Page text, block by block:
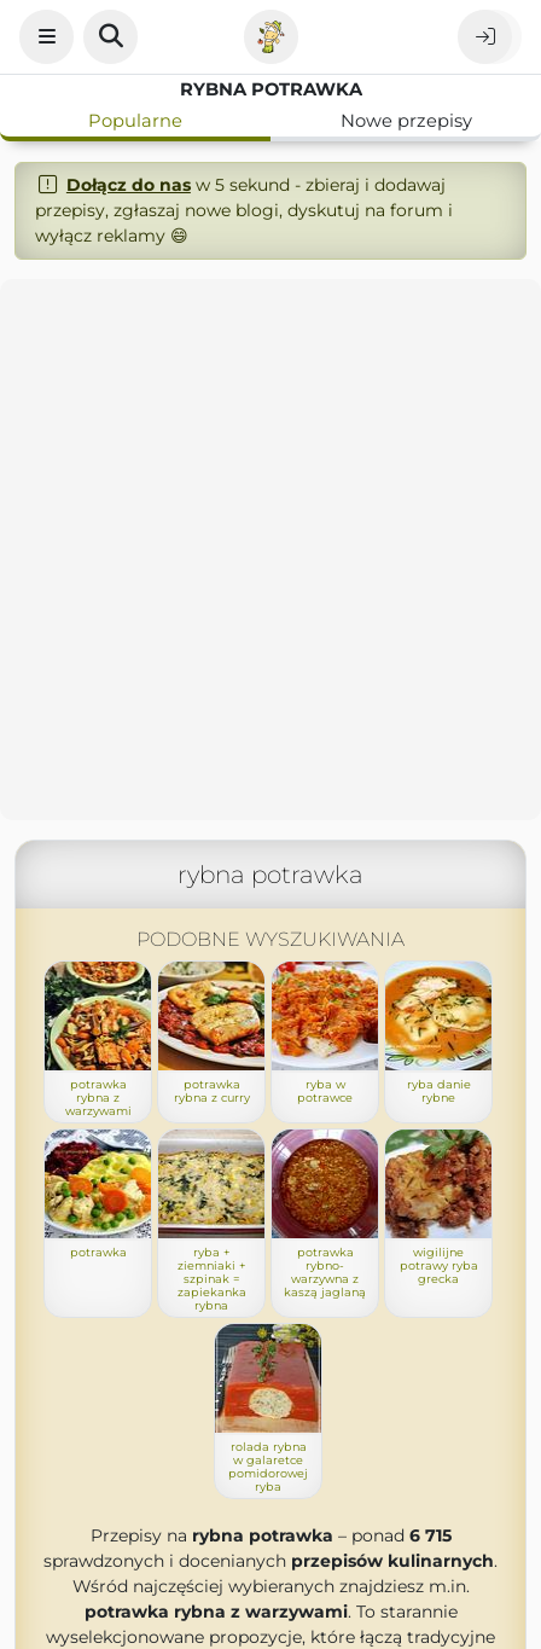
RYBNA POTRAWKA
Popularne
Nowe przepisy
Dołącz do nasw 5 sekund - zbieraj i dodawaj
przepisy, zgłaszaj nowe blogi, dyskutuj na forum i
wyłącz reklamy 😄
rybna potrawka
PODOBNE WYSZUKIWANIA
potrawka
rybna z
warzywami
potrawka
rybna z curry
ryba w
potrawce
ryba danie
rybne
potrawka
ryba +
ziemniaki +
szpinak =
zapiekanka
rybna
potrawka
rybno-
warzywna z
kaszą jaglaną
wigilijne
potrawy ryba
grecka
rolada rybna
w galaretce
pomidorowej
ryba
Przepisy na rybna potrawka – ponad 6 715
sprawdzonych i docenianych przepisów kulinarnych.
Wśród najczęściej wybieranych znajdziesz m.in.
potrawka rybna z warzywami. To starannie
wyselekcjonowane propozycje, które łączą tradycyjne